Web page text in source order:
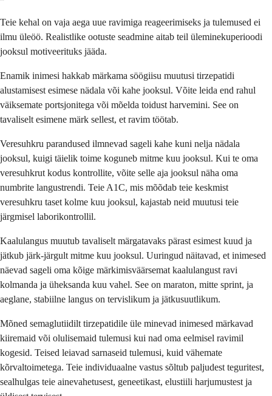
Teie kehal on vaja aega uue ravimiga reageerimiseks ja tulemused ei
ilmu üleöö. Realistlike ootuste seadmine aitab teil üleminekuperioodi
jooksul motiveerituks jääda.
Enamik inimesi hakkab märkama söögiisu muutusi tirzepatidi
alustamisest esimese nädala või kahe jooksul. Võite leida end rahul
väiksemate portsjonitega või mõelda toidust harvemini. See on
tavaliselt esimene märk sellest, et ravim töötab.
Veresuhkru parandused ilmnevad sageli kahe kuni nelja nädala
jooksul, kuigi täielik toime koguneb mitme kuu jooksul. Kui te oma
veresuhkrut kodus kontrollite, võite selle aja jooksul näha oma
numbrite langustrendi. Teie A1C, mis mõõdab teie keskmist
veresuhkru taset kolme kuu jooksul, kajastab neid muutusi teie
järgmisel laborikontrollil.
Kaalulangus muutub tavaliselt märgatavaks pärast esimest kuud ja
jätkub järk-järgult mitme kuu jooksul. Uuringud näitavad, et inimesed
näevad sageli oma kõige märkimisväärsemat kaalulangust ravi
kolmanda ja üheksanda kuu vahel. See on maraton, mitte sprint, ja
aeglane, stabiilne langus on tervislikum ja jätkusuutlikum.
Mõned semaglutiidilt tirzepatidile üle minevad inimesed märkavad
kiiremaid või olulisemaid tulemusi kui nad oma eelmisel ravimil
kogesid. Teised leiavad sarnaseid tulemusi, kuid vähemate
kõrvaltoimetega. Teie individuaalne vastus sõltub paljudest teguritest,
sealhulgas teie ainevahetusest, geneetikast, elustiili harjumustest ja